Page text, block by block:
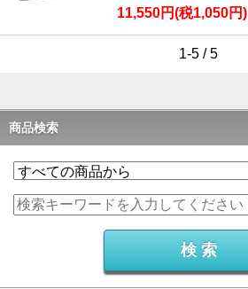
11,550円(税1,050円)
1-5 / 5
商品検索